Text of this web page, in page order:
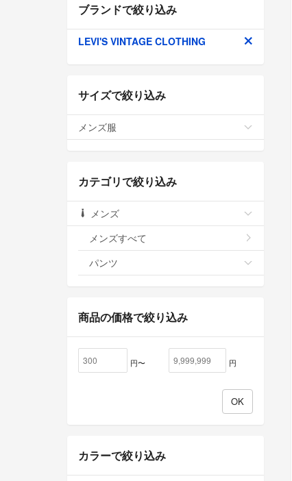
ブランドで絞り込み
LEVI'S VINTAGE CLOTHING
サイズで絞り込み
メンズ服
カテゴリで絞り込み
メンズ
メンズすべて
パンツ
商品の価格で絞り込み
円〜 円
カラーで絞り込み